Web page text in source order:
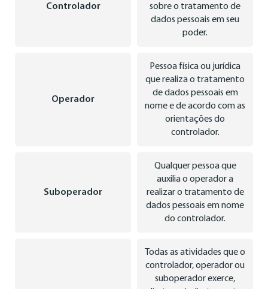
Controlador
sobre o tratamento de
dados pessoais em seu
poder.
Operador
Pessoa física ou jurídica
que realiza o tratamento
de dados pessoais em
nome e de acordo com as
orientações do
controlador.
Suboperador
Qualquer pessoa que
auxilia o operador a
realizar o tratamento de
dados pessoais em nome
do controlador.
Todas as atividades que o
controlador, operador ou
suboperador exerce,